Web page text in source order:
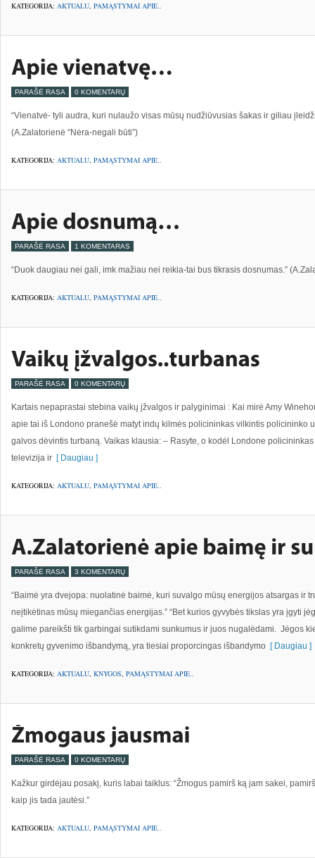
KATEGORIJA: AKTUALU, PAMĄSTYMAI APIE..
PARAŠĖ RASA 0 KOMENTARŲ
“Vienatvė- tyli audra, kuri nulaužo visas mūsų nudžiūvusias šakas ir giliau
(A.Zalatorienė “Nėra-negali būti”)
KATEGORIJA: AKTUALU, PAMĄSTYMAI APIE..
PARAŠĖ RASA 1 KOMENTARAS
“Duok daugiau nei gali, imk mažiau nei reikia-tai bus tikrasis dosnumas.”
KATEGORIJA: AKTUALU, PAMĄSTYMAI APIE..
PARAŠĖ RASA 0 KOMENTARŲ
Kartais nepaprastai stebina vaikų įžvalgos ir palyginimai : Kai mirė Amy
apie tai iš Londono pranešė matyt indų kilmės policininkas vilkintis policininko
galvos dėvintis turbaną. Vaikas klausia: – Rasyte, o kodėl Londone
televizija ir [ Daugiau ]
KATEGORIJA: AKTUALU, PAMĄSTYMAI APIE..
PARAŠĖ RASA 3 KOMENTARŲ
“Baimė yra dvejopa: nuolatinė baimė, kuri suvalgo mūsų energijos atsargas ir
neįtikėtinas mūsų miegančias energijas.” “Bet kurios gyvybės tikslas yra įgyti
galime pareikšti tik garbingai sutikdami sunkumus ir juos nugalėdami. Jėgos
konkretų gyvenimo išbandymą, yra tiesiai proporcingas išbandymo [ Daugiau ]
KATEGORIJA: AKTUALU, KNYGOS, PAMĄSTYMAI APIE..
PARAŠĖ RASA 0 KOMENTARŲ
Kažkur girdėjau posakį, kuris labai taiklus: “Žmogus pamirš ką jam sakei,
kaip jis tada jautėsi.”
KATEGORIJA: AKTUALU, PAMĄSTYMAI APIE..